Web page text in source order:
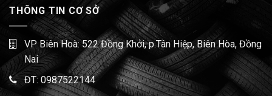
THÔNG TIN CƠ SỞ
VP Biên Hoà: 522 Đồng Khởi, p.Tân Hiệp, Biên Hòa, Đồng
Nai
ĐT: 0987522144